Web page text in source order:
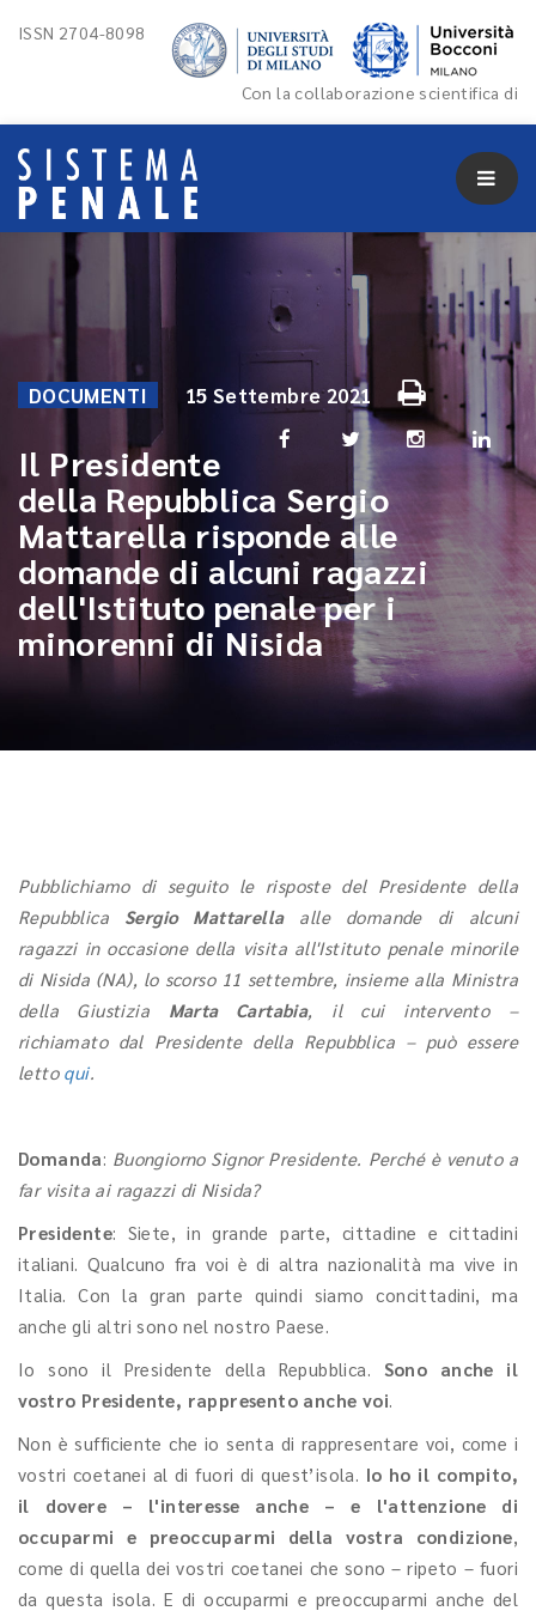
ISSN 2704-8098
Con la collaborazione scientifica di
DOCUMENTI 15 Settembre 2021
Il Presidente
della Repubblica Sergio
Mattarella risponde alle
domande di alcuni ragazzi
dell'Istituto penale per i
minorenni di Nisida
Pubblichiamo di seguito le risposte del Presidente della
Repubblica Sergio Mattarellaalle domande di alcuni
ragazzi in occasione della visita all'Istituto penale minorile
di Nisida (NA), lo scorso 11 settembre, insieme alla Ministra
della Giustizia Marta Cartabia, il cui intervento –
richiamato dal Presidente della Repubblica – può essere
letto qui.
Domanda: Buongiorno Signor Presidente. Perché è venuto a
far visita ai ragazzi di Nisida?
Presidente: Siete, in grande parte, cittadine e cittadini
italiani. Qualcuno fra voi è di altra nazionalità ma vive in
Italia. Con la gran parte quindi siamo concittadini, ma
anche gli altri sono nel nostro Paese.
Io sono il Presidente della Repubblica. Sono anche il
vostro Presidente, rappresento anche voi.
Non è sufficiente che io senta di rappresentare voi, come i
vostri coetanei al di fuori di quest’isola. Io ho il compito,
il dovere – l'interesse anche – e l'attenzione di
occuparmi e preoccuparmi della vostra condizione,
come di quella dei vostri coetanei che sono – ripeto – fuori
da questa isola. E di occuparmi e preoccuparmi anche del